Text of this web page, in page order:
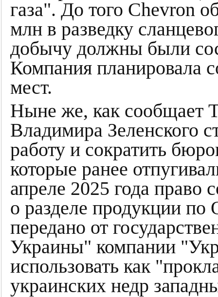
газа". До того Chevron
млн в разведку
добычу должны были
Компания планировала
мест.
Ныне же, как сообщает
Владимира Зеленского
работу и сократить
которые ранее
апреле 2025 года право
о разделе продукции
передано от
Украины" компании
использовать как
украинских недр